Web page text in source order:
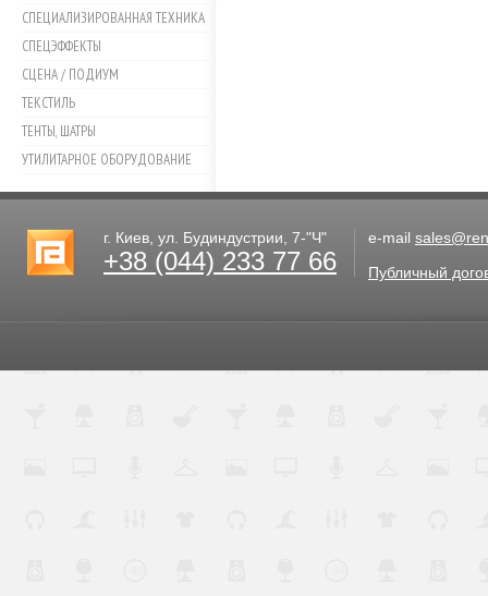
СПЕЦИАЛИЗИРОВАННАЯ ТЕХНИКА
СПЕЦЭФФЕКТЫ
СЦЕНА / ПОДИУМ
ТЕКСТИЛЬ
ТЕНТЫ, ШАТРЫ
УТИЛИТАРНОЕ ОБОРУДОВАНИЕ
г. Киев, ул. Будиндустрии, 7-"Ч"
+38 (044) 233 77 66
e-mail
Публичный